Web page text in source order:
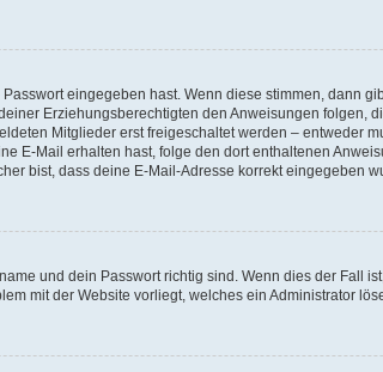
eingegeben hast. Wenn diese stimmen, dann
Erziehungsberechtigten den Anweisungen folgen,
Mitglieder erst freigeschaltet werden – entweder
E-Mail erhalten hast, folge den dort enthaltenen
bist, dass deine E-Mail-Adresse korrekt eingegeben
und dein Passwort richtig sind. Wenn dies der Fall
mit der Website vorliegt, welches ein Administrator